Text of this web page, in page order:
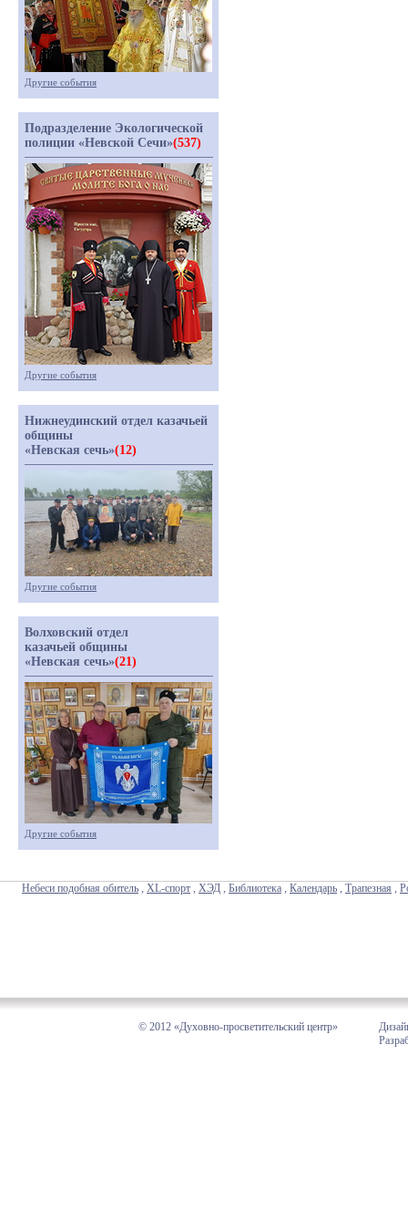
Другие события
Подразделение Экологической
полиции «Невской Сечи»(537)
Другие события
Нижнеудинский отдел казачьей
общины
«Невская сечь»(12)
Другие события
Волховский отдел
казачьей общины
«Невская сечь»(21)
Другие события
Небеси подобная обитель , XL-спорт , ХЭД , Библиотека , Календарь , Трапезная ,
© 2012 «Духовно-просветительский центр»